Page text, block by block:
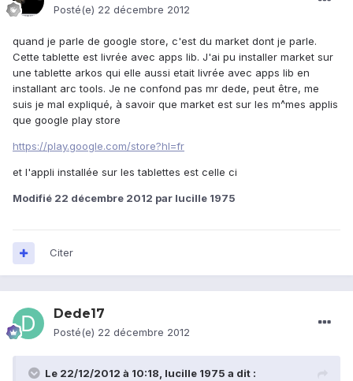
Posté(e) 22 décembre 2012
quand je parle de google store, c'est du market dont je parle.
Cette tablette est livrée avec apps lib. J'ai pu installer market sur
une tablette arkos qui elle aussi etait livrée avec apps lib en
installant arc tools. Je ne confond pas mr dede, peut être, me
suis je mal expliqué, à savoir que market est sur les m^mes applis
que google play store
https://play.google.com/store?hl=fr
et l'appli installée sur les tablettes est celle ci
Modifié 22 décembre 2012 par lucille 1975
Citer
Dede17
Posté(e) 22 décembre 2012
Le 22/12/2012 à 10:18, lucille 1975 a dit :